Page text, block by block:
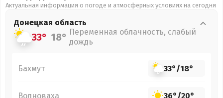
Актуальная информация о погоде и атмосферных условиях на сегодня
Донецкая область
33° 18° Переменная облачность, слабый
дождь
Бахмут 33°/18°
Волноваха 36°/20°